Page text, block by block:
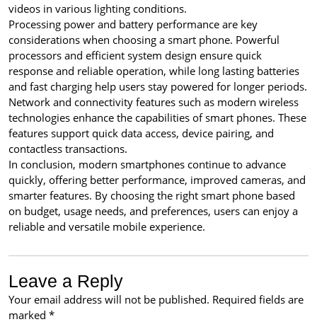
videos in various lighting conditions.
Processing power and battery performance are key
considerations when choosing a smart phone. Powerful
processors and efficient system design ensure quick
response and reliable operation, while long lasting batteries
and fast charging help users stay powered for longer periods.
Network and connectivity features such as modern wireless
technologies enhance the capabilities of smart phones. These
features support quick data access, device pairing, and
contactless transactions.
In conclusion, modern smartphones continue to advance
quickly, offering better performance, improved cameras, and
smarter features. By choosing the right smart phone based
on budget, usage needs, and preferences, users can enjoy a
reliable and versatile mobile experience.
Leave a Reply
Your email address will not be published. Required fields are
marked *